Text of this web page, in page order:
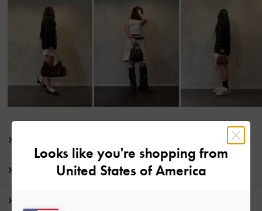
商品詳細 / お手入れ方法
Looks like you're shopping from
United States of America